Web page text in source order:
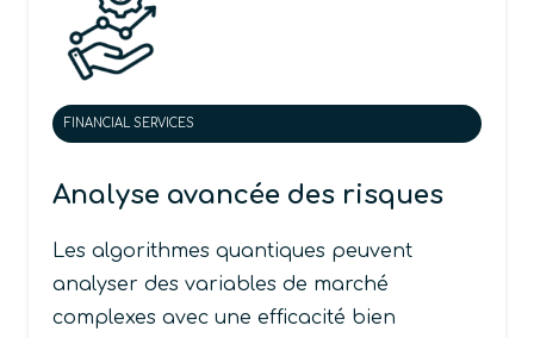
FINANCIAL SERVICES
Analyse avancée des risques
Les algorithmes quantiques peuvent
analyser des variables de marché
complexes avec une efficacité bien